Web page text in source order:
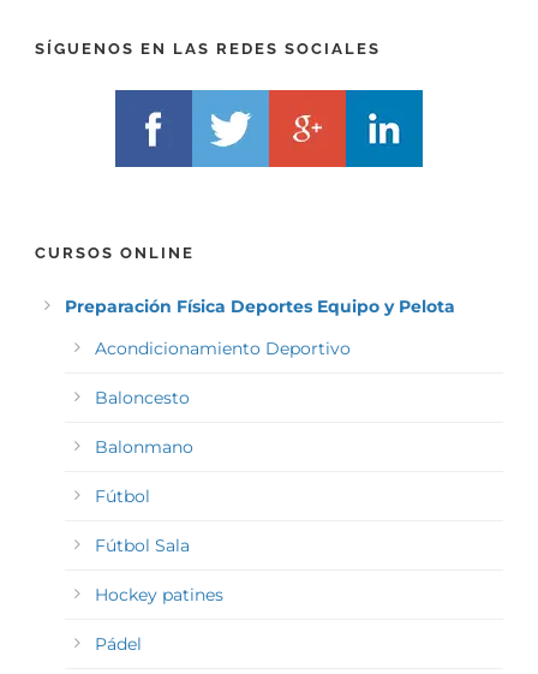
SÍGUENOS EN LAS REDES SOCIALES
CURSOS ONLINE
Preparación Física Deportes Equipo y Pelota
Acondicionamiento Deportivo
Baloncesto
Balonmano
Fútbol
Fútbol Sala
Hockey patines
Pádel